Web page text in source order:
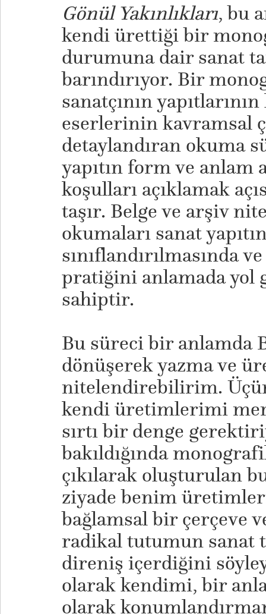
Gönül Yakınlıkları, bu
kendi ürettiği bir
durumuna dair sanat
barındırıyor. Bir
sanatçının
eserlerinin kavramsal
detaylandıran okuma
yapıtın form ve anlam
koşulları açıklamak
taşır. Belge ve arşiv
okumaları sanat
sınıflandırılmasında
pratiğini anlamada yol
sahiptir.
Bu süreci bir anlamda
dönüşerek yazma ve
nitelendirebilirim.
kendi üretimlerimi
sırtı bir denge
bakıldığında
çıkılarak oluşturulan
ziyade benim
bağlamsal bir çerçeve
radikal tutumun sanat
direniş içerdiğini
olarak kendimi, bir
olarak